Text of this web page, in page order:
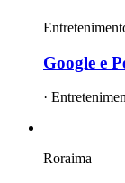
Google e
·
Roraima